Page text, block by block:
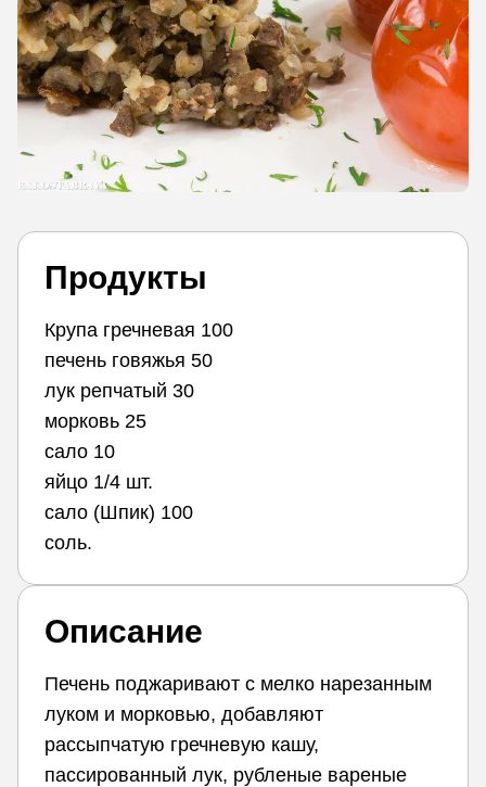
Продукты
Крупа гречневая 100
печень говяжья 50
лук репчатый 30
морковь 25
сало 10
яйцо 1/4 шт.
сало (Шпик) 100
соль.
Описание
Печень поджаривают с мелко нарезанным
луком и морковью, добавляют
рассыпчатую гречневую кашу,
пассированный лук, рубленые вареные